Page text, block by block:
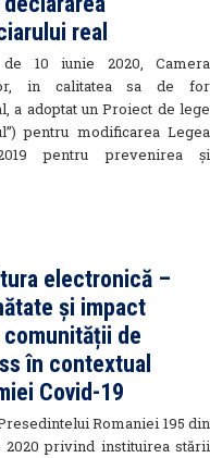
real
10 iunie 2020, Camera
in calitatea sa de for
a adoptat un Proiect de lege
pentru modificarea Legea
pentru prevenirea şi
electronică –
și impact
comunității de
în contextual
Covid-19
Romaniei 195 din
2020 privind instituirea stării